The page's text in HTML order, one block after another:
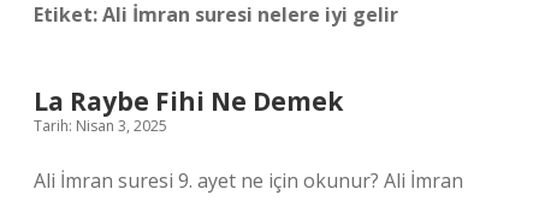
Etiket:Ali İmran suresi nelere iyi gelir
La Raybe Fihi Ne Demek
Tarih: Nisan 3, 2025
Ali İmran suresi 9. ayet ne için okunur? Ali İmran